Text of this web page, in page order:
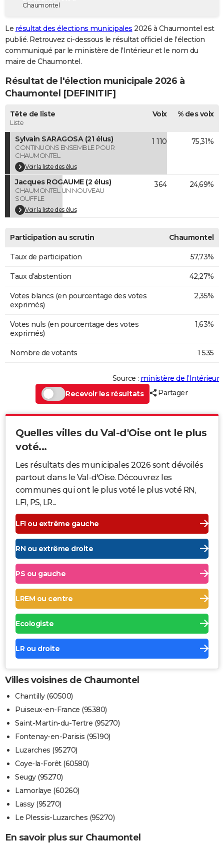
Destinations
City break
Voyage nature
Voyage de noces
Forum
GUIDES D'ACHAT
BONS PLANS
Carte de Noël
Carte Bonne année
Carte Saint-Valentin
Carte Pâques
Carte d'anniversaire
DICTIONNAIRE
Dictionnaire
Biographies
Citations
Expressions
Proverbes
PROGRAMME TV
COPAINS D'AVANT
S'inscrire
Se connecter
Lycées
Collèges
Primaires
Universités
Entreprises
Service militaire
Avis de recherche
AVIS DE DÉCÈS
FORUM
Bricolage
Lifestyle
Culture
Sport
Auto
Television
Voyage
Cinema
Chaumontel
Le résultat des élections municipales 2026 à Chaumontel est
publié. Retrouvez ci-dessous le résultat officiel de l'élection
communiqué par le ministère de l'Intérieur et le nom du
maire de Chaumontel.
Résultat de l'élection municipale 2026 à
Chaumontel [DEFINITIF]
Tête de liste
Liste
Voix % des voix
Sylvain SARAGOSA (21 élus)
CONTINUONS ENSEMBLE POUR
CHAUMONTEL
Voir la liste des élus
1 110 75,31%
Jacques ROGAUME (2 élus)
CHAUMONTEL UN NOUVEAU
SOUFFLE
Voir la liste des élus
364 24,69%
Participation au scrutin Chaumontel
Taux de participation 57,73%
Taux d'abstention 42,27%
Votes blancs (en pourcentage des votes
exprimés)
2,35%
Votes nuls (en pourcentage des votes
exprimés)
1,63%
Nombre de votants 1 535
Source : ministère de l’Intérieur
Recevoir les résultats
Partager
Quelles villes du Val-d'Oise ont le plus
voté...
Les résultats des municipales 2026 sont dévoilés
partout dans le Val-d'Oise. Découvrez les
communes qui ont le plus voté le plus voté RN,
LFI, PS, LR...
LFI ou extrême gauche
RN ou extrême droite
PS ou gauche
LREM ou centre
Ecologiste
LR ou droite
Villes voisines de Chaumontel
Chantilly (60500)
Puiseux-en-France (95380)
Saint-Martin-du-Tertre (95270)
Fontenay-en-Parisis (95190)
Luzarches (95270)
Coye-la-Forêt (60580)
Seugy (95270)
Lamorlaye (60260)
Lassy (95270)
Le Plessis-Luzarches (95270)
En savoir plus sur Chaumontel